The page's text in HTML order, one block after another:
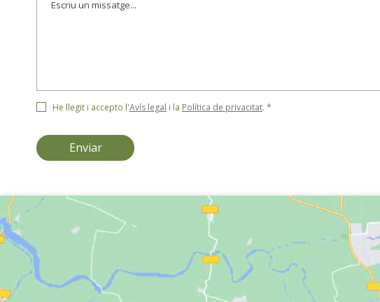
He llegit i accepto l'Avís legal i la Política de privacitat. *